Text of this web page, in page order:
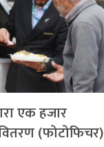
एक हजार
(फोटोफिचर)